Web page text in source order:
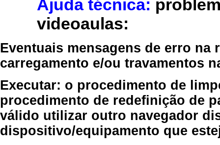
Ajuda técnica:
videoaulas:
Eventuais mensagens de erro
carregamento e/ou travamentos
Executar: o procedimento de
procedimento de redefinição de
válido utilizar outro navegador
dispositivo/equipamento que